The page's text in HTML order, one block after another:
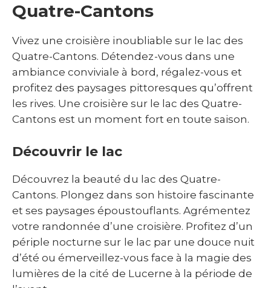
Quatre-Cantons
Vivez une croisière inoubliable sur le lac des
Quatre-Cantons. Détendez-vous dans une
ambiance conviviale à bord, régalez-vous et
profitez des paysages pittoresques qu’offrent
les rives. Une croisière sur le lac des Quatre-
Cantons est un moment fort en toute saison.
Découvrir le lac
Découvrez la beauté du lac des Quatre-
Cantons. Plongez dans son histoire fascinante
et ses paysages époustouflants. Agrémentez
votre randonnée d’une croisière. Profitez d’un
périple nocturne sur le lac par une douce nuit
d’été ou émerveillez-vous face à la magie des
lumières de la cité de Lucerne à la période de